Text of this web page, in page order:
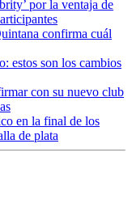
por la ventaja de
confirma cuál
estos son los cambios
con su nuevo club
en la final de los
de plata